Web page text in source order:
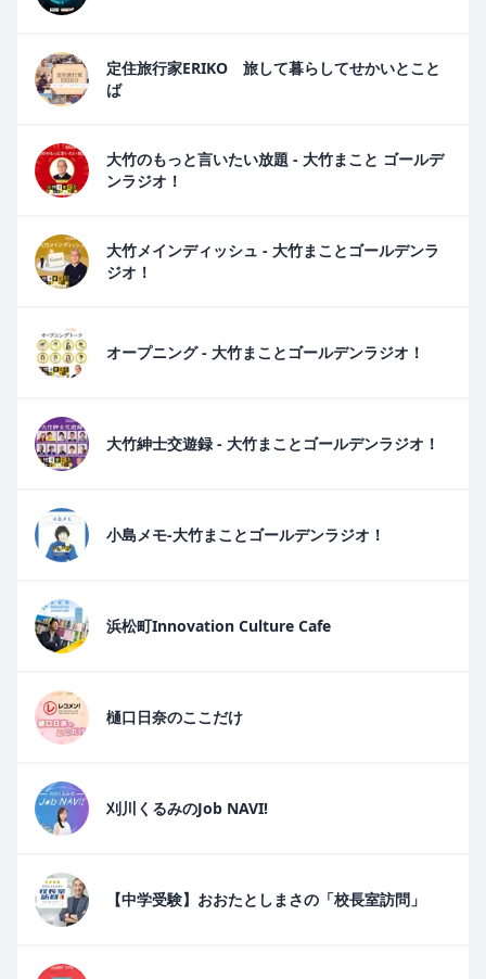
定住旅行家ERIKO 旅して暮らしてせかいとこと
ば
大竹のもっと言いたい放題 - 大竹まこと ゴールデ
ンラジオ！
大竹メインディッシュ - 大竹まことゴールデンラ
ジオ！
オープニング - 大竹まことゴールデンラジオ！
大竹紳士交遊録 - 大竹まことゴールデンラジオ！
小島メモ-大竹まことゴールデンラジオ！
浜松町Innovation Culture Cafe
樋口日奈のここだけ
刈川くるみのJob NAVI!
【中学受験】おおたとしまさの「校長室訪問」